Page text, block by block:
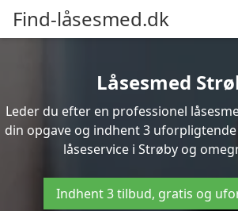
Find-låsesmed.dk
Låsesmed
Leder du efter en professionel
din opgave og indhent 3
låseservice i Strøby og
Indhent 3 tilbud, gratis og